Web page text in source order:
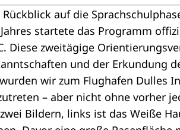
Rückblick auf die
startete das Programm
Diese zweitägige
und der Erkundung
wir zum Flughafen Dulles
– aber nicht ohne vorher